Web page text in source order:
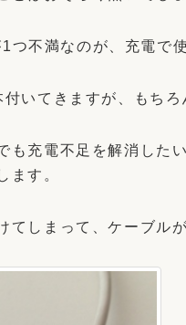
つ不満なのが、充電で
いてきますが、もちろ
も充電不足を解消した
ます。
てしまって、ケーブル